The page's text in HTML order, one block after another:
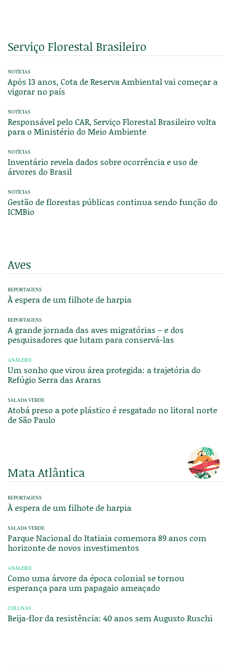
Serviço Florestal Brasileiro
NOTÍCIAS
Após 13 anos, Cota de Reserva Ambiental vai começar a
vigorar no país
NOTÍCIAS
Responsável pelo CAR, Serviço Florestal Brasileiro volta
para o Ministério do Meio Ambiente
NOTÍCIAS
Inventário revela dados sobre ocorrência e uso de
árvores do Brasil
NOTÍCIAS
Gestão de florestas públicas continua sendo função do
ICMBio
Aves
REPORTAGENS
À espera de um filhote de harpia
REPORTAGENS
A grande jornada das aves migratórias – e dos
pesquisadores que lutam para conservá-las
ANÁLISES
Um sonho que virou área protegida: a trajetória do
Refúgio Serra das Araras
SALADA VERDE
Atobá preso a pote plástico é resgatado no litoral norte
de São Paulo
Mata Atlântica
REPORTAGENS
À espera de um filhote de harpia
SALADA VERDE
Parque Nacional do Itatiaia comemora 89 anos com
horizonte de novos investimentos
ANÁLISES
Como uma árvore da época colonial se tornou
esperança para um papagaio ameaçado
COLUNAS
Beija-flor da resistência: 40 anos sem Augusto Ruschi